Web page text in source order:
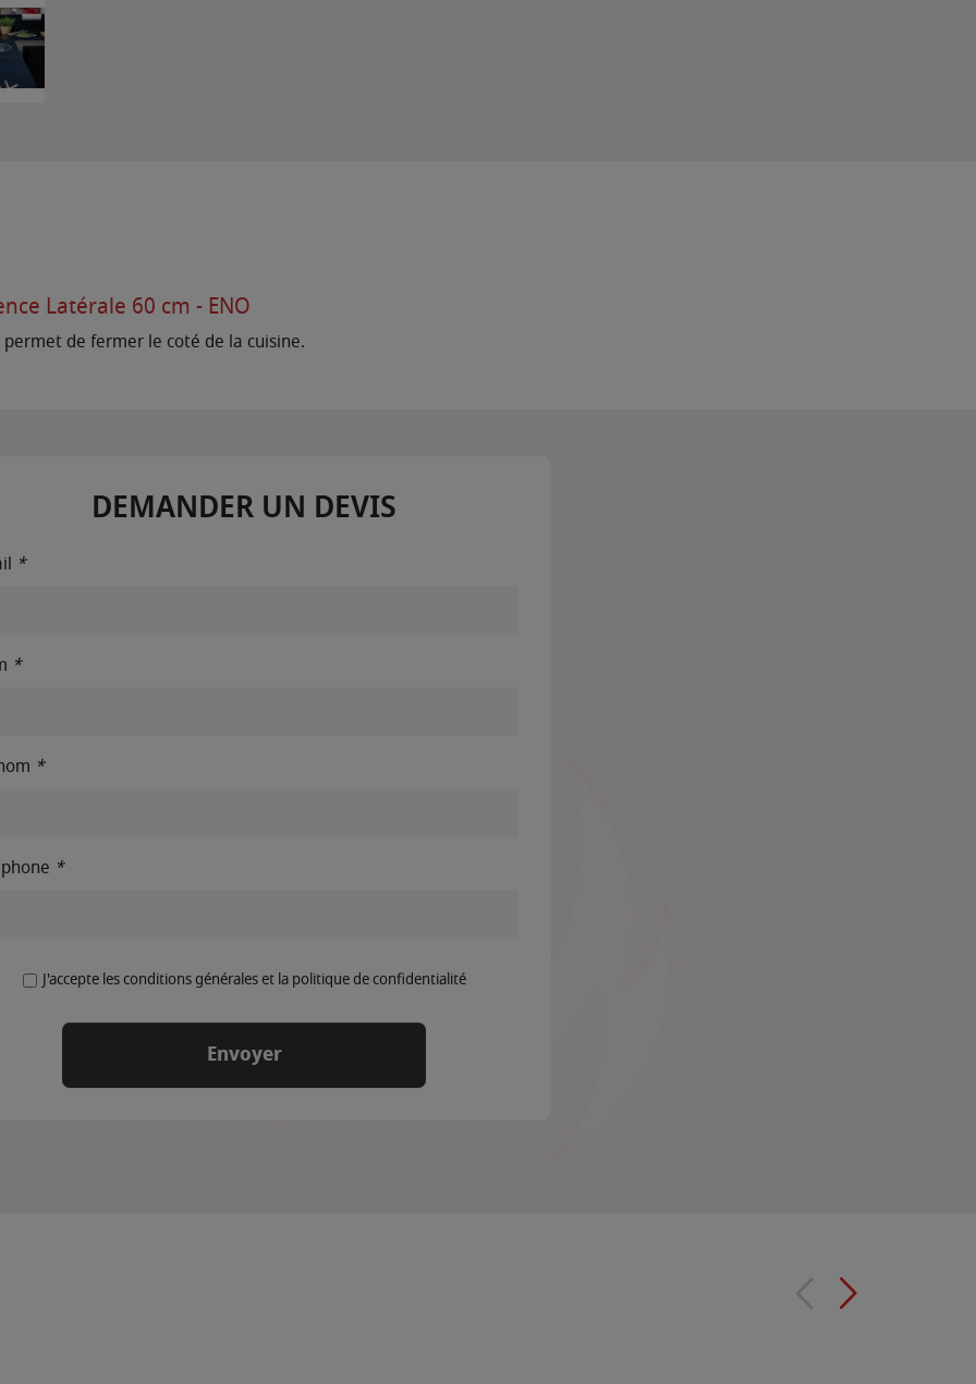
Latérale 60 cm - ENO
de fermer le coté de la cuisine.
DEMANDER UN DEVIS
*
*
*
*
J'accepte les conditions générales et la politique de confidentialité